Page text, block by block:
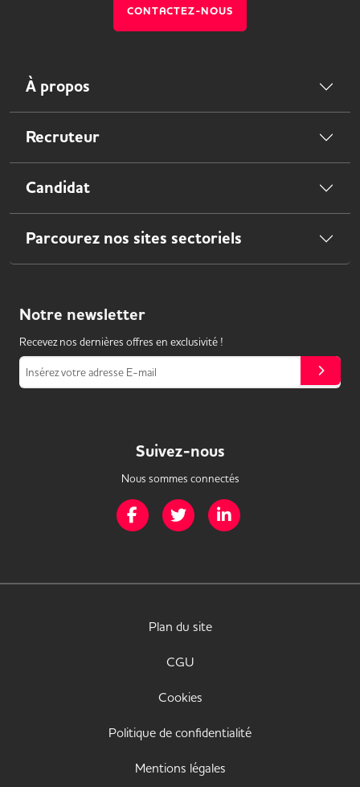
CONTACTEZ-NOUS
À propos
Recruteur
Candidat
Parcourez nos sites sectoriels
Notre newsletter
Recevez nos dernières offres en exclusivité !
Insérez votre adresse E-mail
Suivez-nous
Nous sommes connectés
Page Facebook de Mission Handicap
Page Twitter de Mission Handicap
Plan du site
CGU
Cookies
Politique de confidentialité
Mentions légales